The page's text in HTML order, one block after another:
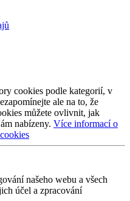
cookies podle kategorií, v
ale na to, že
můžete ovlivnit, jak
nabízeny. Více informací o
našeho webu a všech
účel a zpracování